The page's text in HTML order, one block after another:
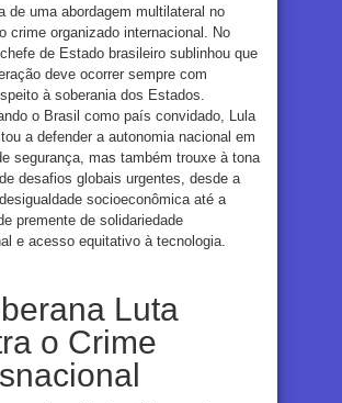
de uma abordagem multilateral no
crime organizado internacional. No
de Estado brasileiro sublinhou que
deve ocorrer sempre com
à soberania dos Estados.
o Brasil como país convidado, Lula
a defender a autonomia nacional em
segurança, mas também trouxe à tona
desafios globais urgentes, desde a
socioeconômica até a
premente de solidariedade
e acesso equitativo à tecnologia.
Luta
o Crime